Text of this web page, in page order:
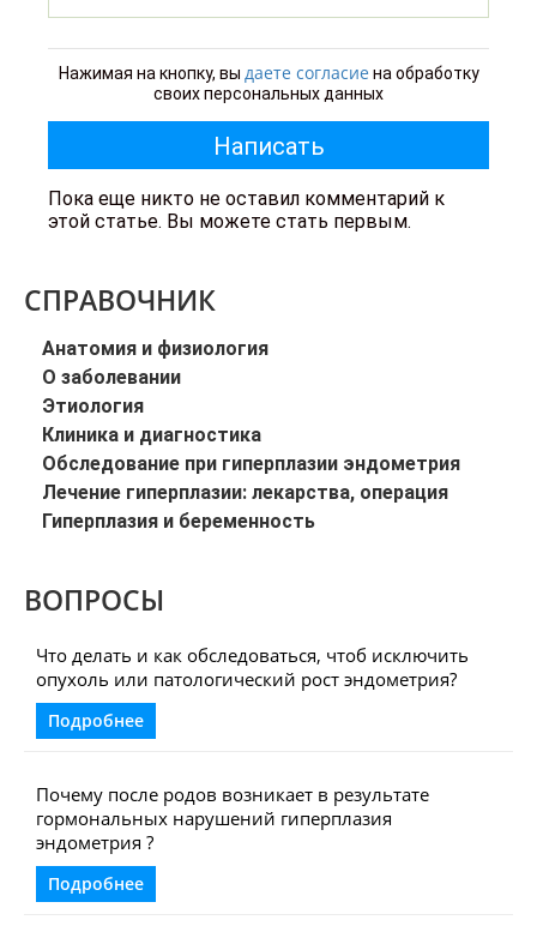
Нажимая на кнопку, вы даете согласие на обработку
своих персональных данных
Пока еще никто не оставил комментарий к
этой статье. Вы можете стать первым.
СПРАВОЧНИК
Анатомия и физиология
О заболевании
Этиология
Клиника и диагностика
Обследование при гиперплазии эндометрия
Лечение гиперплазии: лекарства, операция
Гиперплазия и беременность
ВОПРОСЫ
Что делать и как обследоваться, чтоб исключить
опухоль или патологический рост эндометрия?
Подробнее
Почему после родов возникает в результате
гормональных нарушений гиперплазия
эндометрия ?
Подробнее